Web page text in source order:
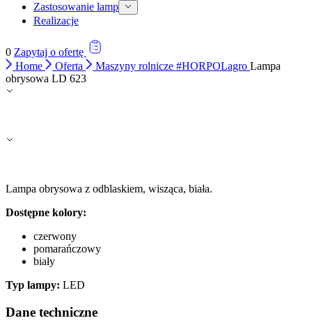
Zastosowanie lamp
Realizacje
0 Zapytaj o ofertę
Home
Oferta Maszyny rolnicze #HORPOLagro Lampa
obrysowa LD 623
Lampa obrysowa z odblaskiem, wisząca, biała.
Dostępne kolory:
czerwony
pomarańczowy
biały
Typ lampy: LED
Dane techniczne